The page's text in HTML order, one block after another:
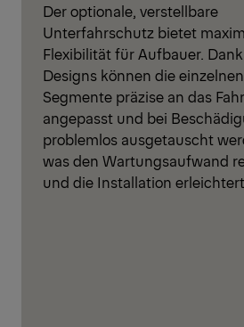
Der optionale, verstellbare
Unterfahrschutz bietet
Flexibilität für Aufbauer.
Designs können die einzelnen
Segmente präzise an das
angepasst und bei
problemlos ausgetauscht
was den Wartungsaufwand
und die Installation